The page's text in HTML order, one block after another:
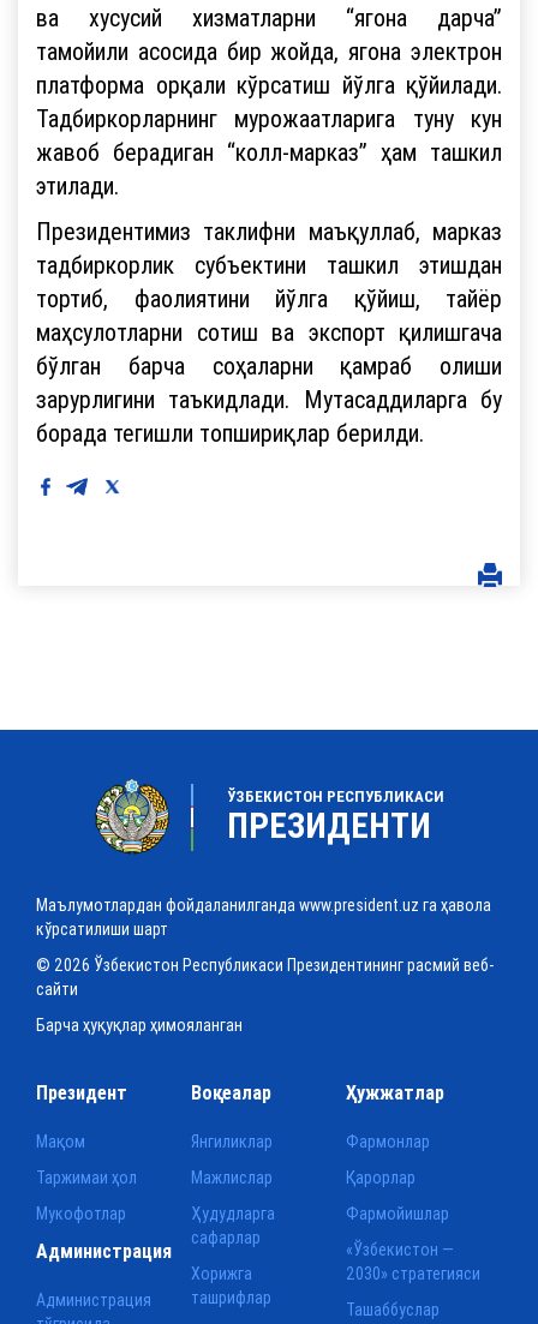
ва хусусий хизматларни “ягона дарча”
тамойили асосида бир жойда, ягона электрон
платформа орқали кўрсатиш йўлга қўйилади.
Тадбиркорларнинг мурожаатларига туну кун
жавоб берадиган “колл-марказ” ҳам ташкил
этилади.
Президентимиз таклифни маъқуллаб, марказ
тадбиркорлик субъектини ташкил этишдан
тортиб, фаолиятини йўлга қўйиш, тайёр
маҳсулотларни сотиш ва экспорт қилишгача
бўлган барча соҳаларни қамраб олиши
зарурлигини таъкидлади. Мутасаддиларга бу
борада тегишли топшириқлар берилди.
ЎЗБЕКИСТОН РЕСПУБЛИКАСИ
ПРЕЗИДЕНТИ
Маълумотлардан фойдаланилганда www.president.uz га ҳавола
кўрсатилиши шарт
© 2026 Ўзбекистон Республикаси Президентининг расмий веб-
сайти
Барча ҳуқуқлар ҳимояланган
Президент
Мақом
Таржимаи ҳол
Мукофотлар
Воқеалар
Янгиликлар
Мажлислар
Ҳудудларга
сафарлар
Хорижга
ташрифлар
Ҳужжатлар
Фармонлар
Қарорлар
Фармойишлар
«Ўзбекистон —
2030» стратегияси
Ташаббуслар
Администрация
Администрация